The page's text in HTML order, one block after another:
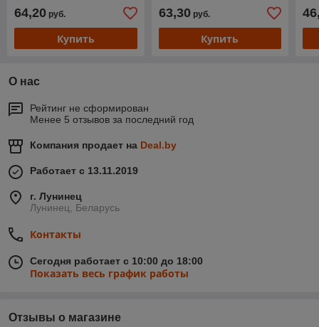
64,20 руб.
Купить
63,30руб.
Купить
О нас
Рейтинг не сформирован
Менее 5 отзывов за последний год
Компания продает на Deal.by
Работает с 13.11.2019
г. Лунинец
Лунинец, Беларусь
Контакты
Сегодня работает с 10:00 до 18:00
Показать весь график работы
Отзывы о магазине